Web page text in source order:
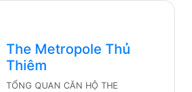
The Metropole Thủ
Thiêm
TỔNG QUAN CĂN HỘ THE